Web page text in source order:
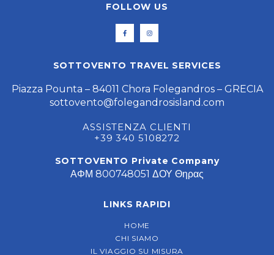
FOLLOW US
SOTTOVENTO TRAVEL SERVICES
Piazza Pounta – 84011 Chora Folegandros – GRECIA
sottovento@folegandrosisland.com
ASSISTENZA CLIENTI
+39 340 5108272
SOTTOVENTO Private Company
ΑΦΜ 800748051 ΔΟΥ Θηρας
LINKS RAPIDI
HOME
CHI SIAMO
IL VIAGGIO SU MISURA